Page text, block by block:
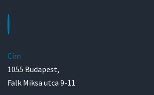
Cím
1055 Budapest,
Falk Miksa utca 9-11